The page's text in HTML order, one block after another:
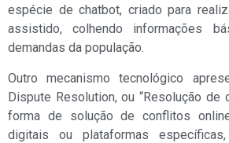
espécie de chatbot, criado para
assistido, colhendo informações
demandas da população.
Outro mecanismo tecnológico
Dispute Resolution, ou “Resolução de
forma de solução de conflitos
digitais ou plataformas